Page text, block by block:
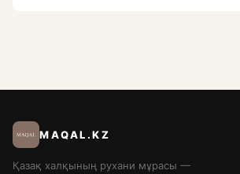
MAQAL.KZ
Қазақ халқының рухани мұрасы —